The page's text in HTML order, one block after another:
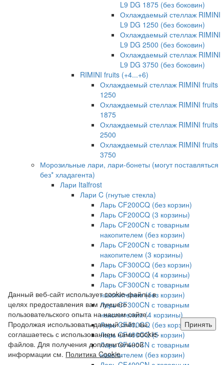
L9 DG 1875 (без боковин)
Охлаждаемый стеллаж RIMINI
L9 DG 1250 (без боковин)
Охлаждаемый стеллаж RIMINI
L9 DG 2500 (без боковин)
Охлаждаемый стеллаж RIMINI
L9 DG 3750 (без боковин)
RIMINI fruits (+4...+6)
Охлаждаемый стеллаж RIMINI fruits
1250
Охлаждаемый стеллаж RIMINI fruits
1875
Охлаждаемый стеллаж RIMINI fruits
2500
Охлаждаемый стеллаж RIMINI fruits
3750
Морозильные лари, лари-бонеты (могут поставляться
без* хладагента)
Лари Italfrost
Лари C (гнутые стекла)
Ларь CF200CQ (без корзин)
Ларь CF200CQ (3 корзины)
Ларь CF200CN с товарным
накопителем (без корзин)
Ларь CF200CN с товарным
накопителем (3 корзины)
Ларь CF300CQ (без корзин)
Ларь CF300CQ (4 корзины)
Ларь CF300CN с товарным
накопителем (без корзин)
Ларь CF300CN с товарным
накопителем (4 корзины)
Ларь CF400CQ (без корзин)
Ларь CF400CQ (5 корзин)
Ларь CF400CN с товарным
накопителем (без корзин)
Данный веб-сайт использует cookie-файлы в
целях предоставления вам лучшего
пользовательского опыта на нашем сайте.
Продолжая использовать данный сайт, вы
соглашаетесь с использованием нами cookie-
файлов. Для получения дополнительной
информации см. Политика Cookie.
Принять